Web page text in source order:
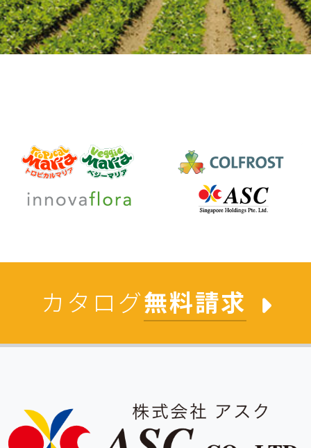
カタログ無料請求